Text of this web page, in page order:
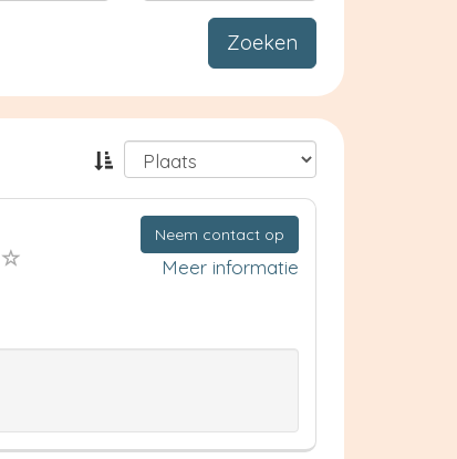
Zoeken
Neem contact op
Meer informatie